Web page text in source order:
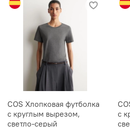
COS Хлопковая футболка
с круглым вырезом,
светло-серый
с